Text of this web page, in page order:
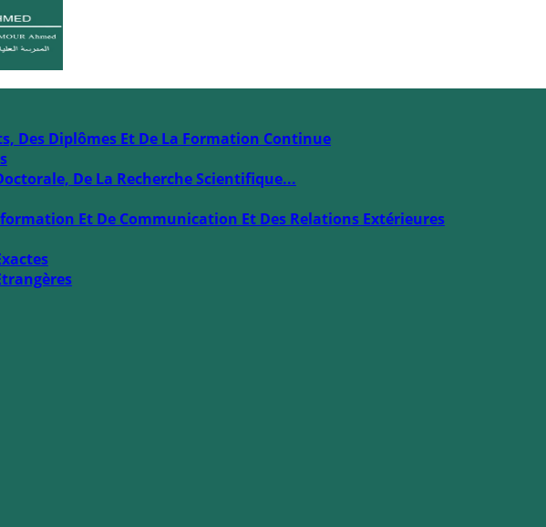
Des Diplômes Et De La Formation Continue
De La Recherche Scientifique...
Et De Communication Et Des Relations Extérieures